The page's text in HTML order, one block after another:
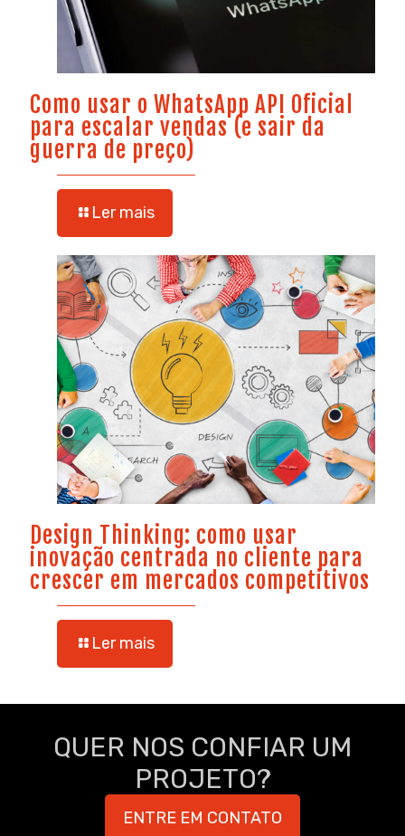
Como usar o WhatsApp API Oficial
para escalar vendas (e sair da
guerra de preço)
Ler mais
Design Thinking: como usar
inovação centrada no cliente para
crescer em mercados competitivos
Ler mais
QUER NOS CONFIAR UM
PROJETO?
ENTRE EM CONTATO